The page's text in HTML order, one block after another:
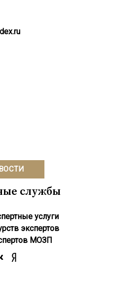
службы
услуги
экспертов
МОЗП